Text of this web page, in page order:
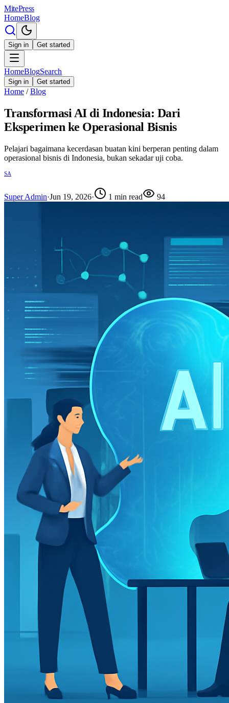
MitePress
HomeBlog
Sign in Get started
HomeBlogSearch
Sign in Get started
Home / Blog
Transformasi AI di Indonesia: Dari
Eksperimen ke Operasional Bisnis
Pelajari bagaimana kecerdasan buatan kini berperan penting dalam
operasional bisnis di Indonesia, bukan sekadar uji coba.
SA
Super Admin·Jun 19, 2026· 1 min read 94